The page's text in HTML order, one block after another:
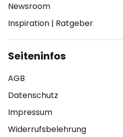
Newsroom
Inspiration | Ratgeber
Seiteninfos
AGB
Datenschutz
Impressum
Widerrufsbelehrung